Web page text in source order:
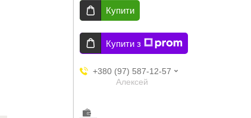
Купити
Купити з
+380 (97) 587-12-57
Aлексей